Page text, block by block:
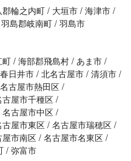
郡輪之内町 大垣市 海津市
羽島郡岐南町 羽島市
町 海部郡飛島村 あま市
春日井市 北名古屋市 清須市
名古屋市熱田区
古屋市千種区
名古屋市中区
古屋市東区 名古屋市瑞穂区
屋市南区 名古屋市名東区
弥富市